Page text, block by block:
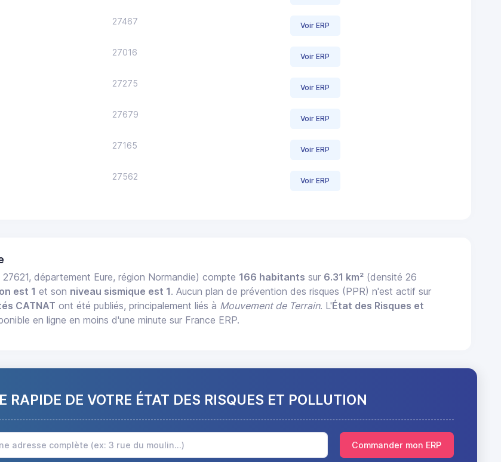
27467 Voir ERP
27016 Voir ERP
27275 Voir ERP
27679 Voir ERP
27165 Voir ERP
27562 Voir ERP
département Eure, région Normandie) compte 166 habitants sur 6.31 km² (densité 26
est 1 et son niveau sismique est 1. Aucun plan de prévention des risques (PPR) n'est actif sur
CATNAT ont été publiés, principalement liés à Mouvement de Terrain. L'État des Risques et
en ligne en moins d'une minute sur France ERP.
RAPIDE DE VOTRE ÉTAT DES RISQUES ET POLLUTION
Commander mon ERP